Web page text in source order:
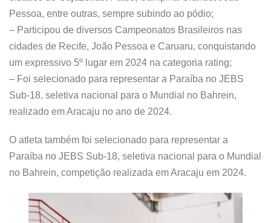
Pessoa, entre outras, sempre subindo ao pódio;
– Participou de diversos Campeonatos Brasileiros nas
cidades de Recife, João Pessoa e Caruaru, conquistando
um expressivo 5º lugar em 2024 na categoria rating;
– Foi selecionado para representar a Paraíba no JEBS
Sub-18, seletiva nacional para o Mundial no Bahrein,
realizado em Aracaju no ano de 2024.
O atleta também foi selecionado para representar a
Paraíba no JEBS Sub-18, seletiva nacional para o Mundial
no Bahrein, competição realizada em Aracaju em 2024.